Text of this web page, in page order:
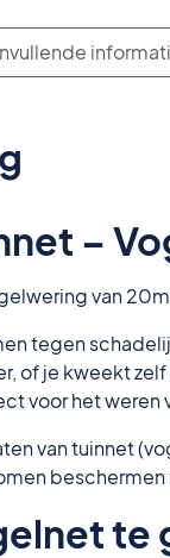
–
van
tegen
of je kweekt
voor het weren
van tuinnet
te